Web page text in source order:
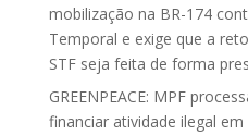
mobilização na BR-174
Temporal e exige que a
STF seja feita de forma
GREENPEACE: MPF
financiar atividade ilegal